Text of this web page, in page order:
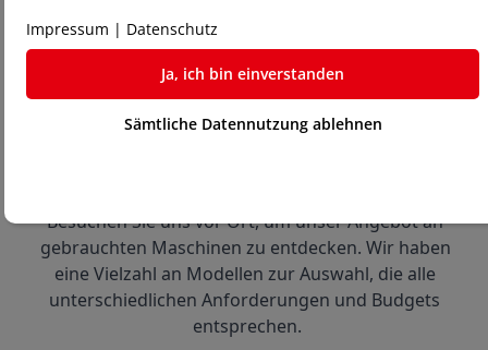
Besuchen Sie uns vor Ort, um unser Angebot an
gebrauchten Maschinen zu entdecken. Wir haben
eine Vielzahl an Modellen zur Auswahl, die alle
unterschiedlichen Anforderungen und Budgets
entsprechen.
Impressum | Datenschutz
Ja, ich bin einverstanden
Sämtliche Datennutzung ablehnen